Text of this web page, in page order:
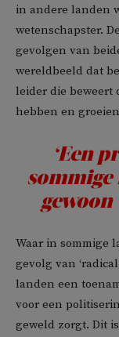
in andere landen
wetenschapster.
gevolgen van
wereldbeeld dat
leider die beweert
hebben en
‘Een
sommige
gewoon
Waar in sommige
gevolg van
landen een
voor een
geweld zorgt. Dit